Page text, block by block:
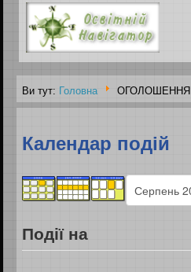
Ви тут: Головна ОГОЛОШЕННЯ
Календар подій
Події на